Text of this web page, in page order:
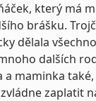
který má
brášku.
dělala
dalších
maminka
zaplatit